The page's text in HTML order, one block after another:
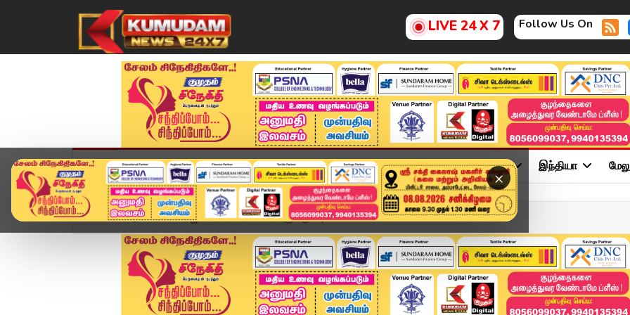
LIVE 24 X 7 Follow Us On
×
முகப்பு விளையாட்டு அண்மை தமிழ்நாடு சினிமா அரசியல் விளையாட்டு இந்தியா
Home அரசியல் விஜய் ரேடார்: அமைச்சர்களுக்கு ஷேடோ வாட்ச்..!